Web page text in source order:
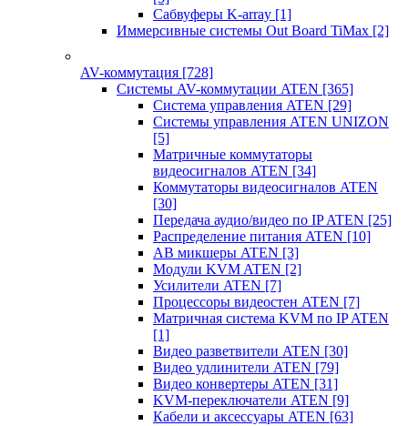
Сабвуферы K-array [1]
Иммерсивные системы Out Board TiMax [2]
AV-коммутация [728]
Системы AV-коммутации ATEN [365]
Система управления ATEN [29]
Системы управления ATEN UNIZON
[5]
Матричные коммутаторы
видеосигналов ATEN [34]
Коммутаторы видеосигналов ATEN
[30]
Передача аудио/видео по IP ATEN [25]
Распределение питания ATEN [10]
АВ микшеры ATEN [3]
Модули KVM ATEN [2]
Усилители ATEN [7]
Процессоры видеостен ATEN [7]
Матричная система KVM по IP ATEN
[1]
Видео разветвители ATEN [30]
Видео удлинители ATEN [79]
Видео конвертеры ATEN [31]
KVM-переключатели ATEN [9]
Кабели и аксессуары ATEN [63]